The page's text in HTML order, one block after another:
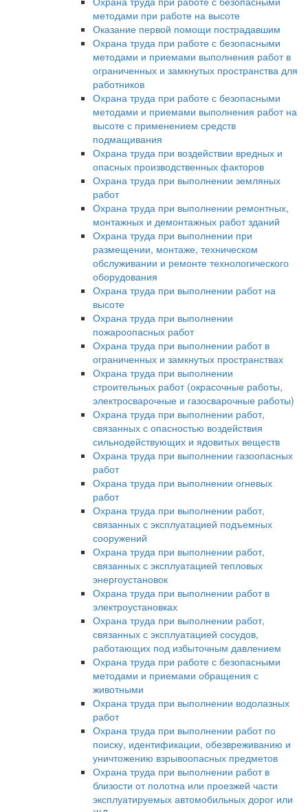
методами при работе на высоте
Оказание первой помощи пострадавшим
Охрана труда при работе с безопасными
методами и приемами выполнения работ в
ограниченных и замкнутых пространства для
работников
Охрана труда при работе с безопасными
методами и приемами выполнения работ на
высоте с применением средств
подмащивания
Охрана труда при воздействии вредных и
опасных производственных факторов
Охрана труда при выполнении земляных
работ
Охрана труда при выполнении ремонтных,
монтажных и демонтажных работ зданий
Охрана труда при выполнении при
размещении, монтаже, техническом
обслуживании и ремонте технологического
оборудования
Охрана труда при выполнении работ на
высоте
Охрана труда при выполнении
пожароопасных работ
Охрана труда при выполнении работ в
ограниченных и замкнутых пространствах
Охрана труда при выполнении
строительных работ (окрасочные работы,
электросварочные и газосварочные работы)
Охрана труда при выполнении работ,
связанных с опасностью воздействия
сильнодействующих и ядовитых веществ
Охрана труда при выполнении газоопасных
работ
Охрана труда при выполнении огневых
работ
Охрана труда при выполнении работ,
связанных с эксплуатацией подъемных
сооружений
Охрана труда при выполнении работ,
связанных с эксплуатацией тепловых
энергоустановок
Охрана труда при выполнении работ в
электроустановках
Охрана труда при выполнении работ,
связанных с эксплуатацией сосудов,
работающих под избыточным давлением
Охрана труда при работе с безопасными
методами и приемами обращения с
животными
Охрана труда при выполнении водолазных
работ
Охрана труда при выполнении работ по
поиску, идентификации, обезвреживанию и
уничтожению взрывоопасных предметов
Охрана труда при выполнении работ в
близости от полотна или проезжей части
эксплуатируемых автомобильных дорог или